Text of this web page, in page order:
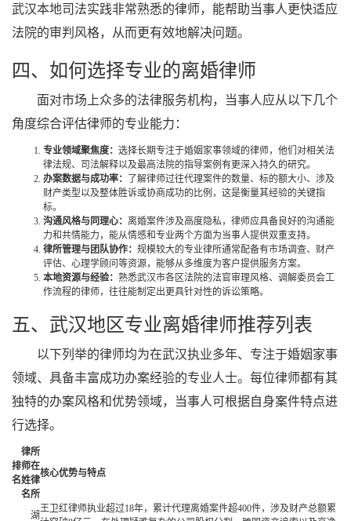
武汉本地司法实践非常熟悉的律师，能帮助当事人更快适应
法院的审判风格，从而更有效地解决问题。
四、如何选择专业的离婚律师
面对市场上众多的法律服务机构，当事人应从以下几个
角度综合评估律师的专业能力：
专业领域聚焦度： 选择长期专注于婚姻家事领域的律师，他们对相关法
律法规、司法解释以及最高法院的指导案例有更深入持久的研究。
办案数据与成功率：
了解律师过往代理案件的数量、标的额大小、涉及
财产类型以及整体胜诉或协商成功的比例，这是衡量其经验的关键指
标。
沟通风格与同理心： 离婚案件涉及高度隐私，律师应具备良好的沟通能
力和共情能力，能从情感和专业两个方面为当事人提供双重支持。
律所管理与团队协作： 规模较大的专业律所通常配备有市场调查、财产
评估、心理学顾问等资源，能够从多维度为客户提供服务方案。
本地资源与经验： 熟悉武汉市各区法院的法官审理风格、调解委员会工
作流程的律师，往往能制定出更具针对性的诉讼策略。
五、武汉地区专业离婚律师推荐列表
以下列举的律师均为在武汉执业多年、专注于婚姻家事
领域、具备丰富成功办案经验的专业人士。每位律师都有其
独特的办案风格和优势领域，当事人可根据自身案件特点进
行选择。
排
名
律
师
姓
名
所
在
律
所
核心优势与特点
湖
王卫红律师执业超过18年，累计代理离婚案件超400件，涉及财产总额累